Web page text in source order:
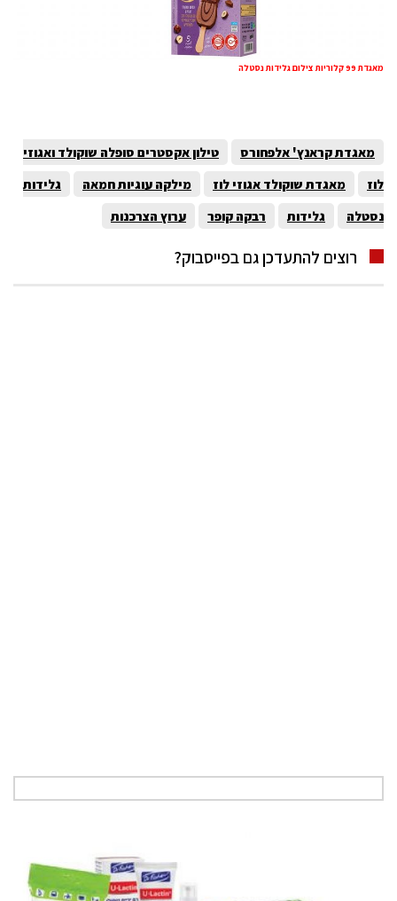
מאגדת 99 קלוריות צילום גלידות נסטלה
מאגדת קראנץ' אלפחורס
טילון אקסטרים סופלה שוקולד ואגוזי
לוז
מאגדת שוקולד אגוזי לוז מילקה עוגיות חמאה
גלידות
נסטלה
גלידות רבקה קופר ערוץ הצרכנות
רוצים להתעדכן גם בפייסבוק?